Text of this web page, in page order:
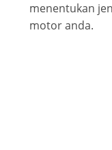
menentukan
motor anda.